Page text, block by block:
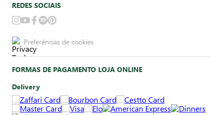
REDES SOCIAIS
Preferências de cookies
FORMAS DE PAGAMENTO LOJA ONLINE
Delivery